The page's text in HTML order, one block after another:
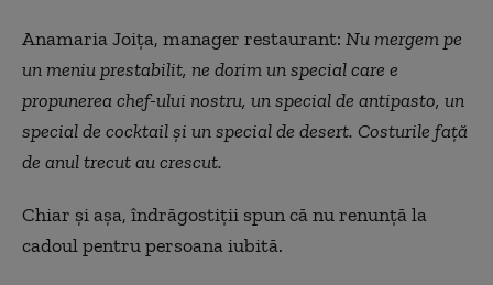
Anamaria Joița, manager restaurant: Nu mergem pe
un meniu prestabilit, ne dorim un special care e
propunerea chef-ului nostru, un special de antipasto, un
special de cocktail și un special de desert. Costurile față
de anul trecut au crescut.
Chiar și așa, îndrăgostiții spun că nu renunță la
cadoul pentru persoana iubită.